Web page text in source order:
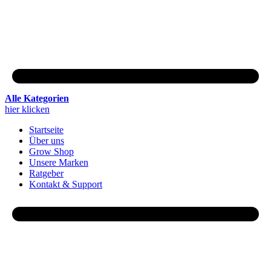
Alle Kategorien
hier klicken
Startseite
Über uns
Grow Shop
Unsere Marken
Ratgeber
Kontakt & Support